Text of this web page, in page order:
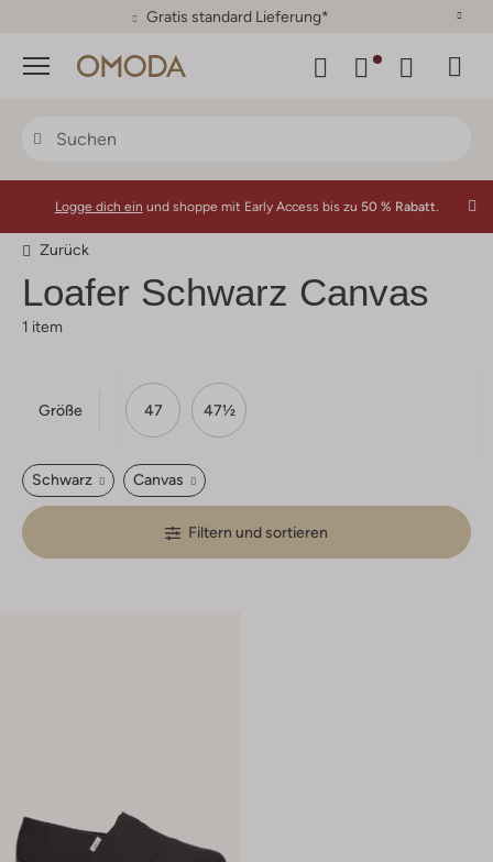
30 Tage Rückgaberecht
Menü
Logge dich ein und shoppe mit Early Access bis zu 50 % Rabatt.
Zurück
Loafer Schwarz Canvas
1 item
Größe 47 47½
Schwarz Canvas
Filtern und sortieren